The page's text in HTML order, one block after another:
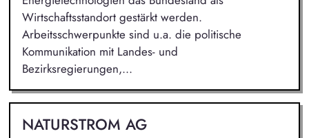
Wirtschaftsstandort gestärkt werden.
Arbeitsschwerpunkte sind u.a. die politische
Kommunikation mit Landes- und
Bezirksregierungen,...
NATURSTROM AG